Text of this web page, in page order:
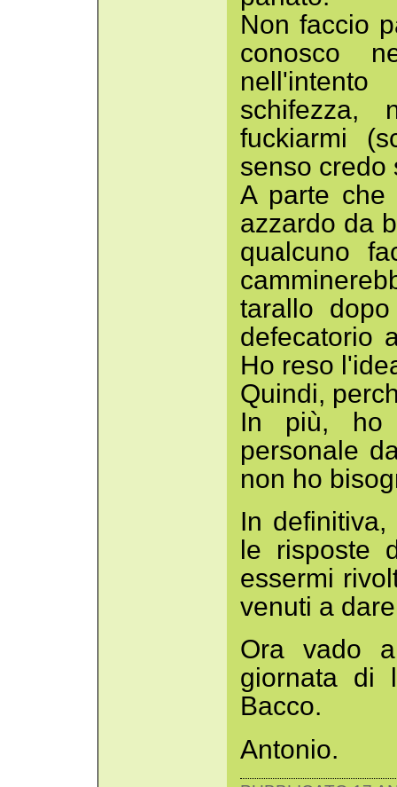
Non faccio
conosco
schifezza,
fuckiarmi
senso credo
A parte
azzardo da
qualcuno
tarallo
defecatorio
Ho reso
Quindi,
In più, ho
personale
non ho
In
le risposte
essermi
venuti a
Ora vado
giornata di
Bacco.
Antonio.